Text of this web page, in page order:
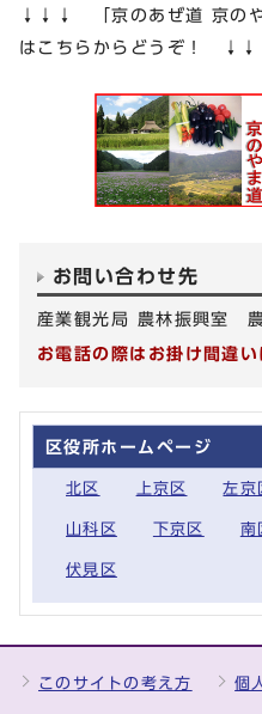
↓↓↓ 「京のあぜ道 京のや
はこちらからどうぞ！
お問い合わせ先
産業観光局 農林振興室
お電話の際はお掛け間違
区役所ホームページ
北区 上京区 左京
山科区 下京区 南
伏見区
このサイトの考え方 個